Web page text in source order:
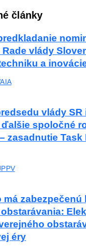
články
vlády
a
vlády SR
spoločné
zasadnutie Task
má zabezpečenú
éry